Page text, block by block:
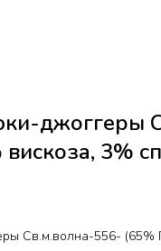
джоггеры
3%
Св.м.волна-556- (65%